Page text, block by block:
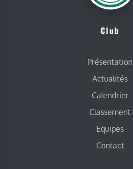
Club
Présentation
Actualités
Calendrier
Classement
Equipes
Contact